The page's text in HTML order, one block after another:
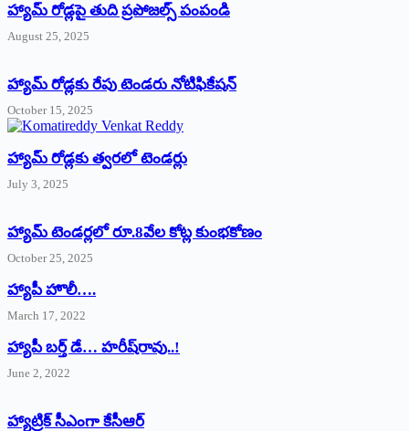
హ్యామ్‌ రోడ్లపై తుది ప్రపోజల్స్‌ పంపండి
August 25, 2025
హ్యామ్‌ రోడ్లకు రేపు టెండరు నోటిఫికేషన్‌
October 15, 2025
హ్యామ్‌ రోడ్లకు త్వరలో టెండర్లు
July 3, 2025
హ్యామ్‌ ‌టెండర్లలో రూ.8వేల కోట్ల కుంభకోణం
October 25, 2025
హ్యాపీ హొలీ….
March 17, 2022
హ్యాపీ బర్త్ ‌డే… హరీష్‌రావు..!
June 2, 2022
హ్యాట్రిక్‌ ‌సీఎంగా కేసీఆర్‌